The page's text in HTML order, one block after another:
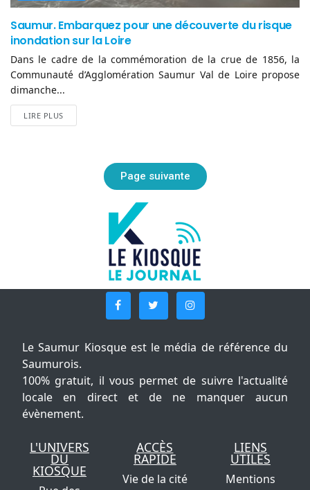
Saumur. Embarquez pour une découverte du risque
inondation sur la Loire
Dans le cadre de la commémoration de la crue de 1856, la
Communauté d’Agglomération Saumur Val de Loire propose
dimanche...
LIRE PLUS
Page suivante
Le Saumur Kiosque est le média de référence du
Saumurois.
100% gratuit, il vous permet de suivre l'actualité
locale en direct et de ne manquer aucun
évènement.
L'UNIVERS
DU
KIOSQUE
ACCÈS
RAPIDE
Vie de la cité
LIENS
UTILES
Mentions